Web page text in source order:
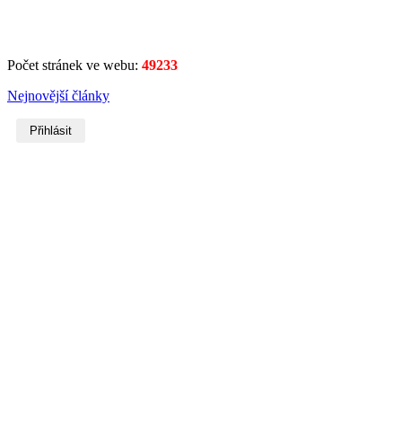
Počet stránek ve webu: 49233
Nejnovější články
Přihlásit